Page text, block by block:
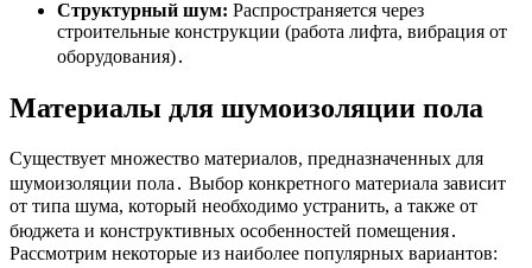
Структурный шум: Распространяется через
строительные конструкции (работа лифта, вибрация от
оборудования)․
Материалы для шумоизоляции пола
Существует множество материалов, предназначенных для
шумоизоляции пола․ Выбор конкретного материала зависит
от типа шума, который необходимо устранить, а также от
бюджета и конструктивных особенностей помещения․
Рассмотрим некоторые из наиболее популярных вариантов: